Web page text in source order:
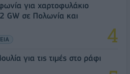
για χαρτοφυλάκιο
σε Πολωνία και
για τις τιμές στο ράφι